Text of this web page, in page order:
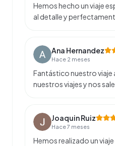
Hemos hecho un viaje
al detalle y
Ana Hernandez
Hace 2 meses
Fantástico nuestro viaje
nuestros viajes y nos
Joaquin Ruiz
Hace 7 meses
Hemos realizado un